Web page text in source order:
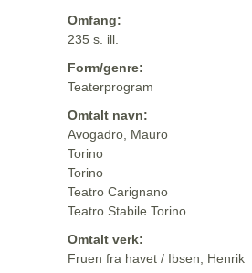
Omfang:
235 s. ill.
Form/genre:
Teaterprogram
Omtalt navn:
Avogadro, Mauro
Torino
Torino
Teatro Carignano
Teatro Stabile Torino
Omtalt verk:
Fruen fra havet / Ibsen, Henrik